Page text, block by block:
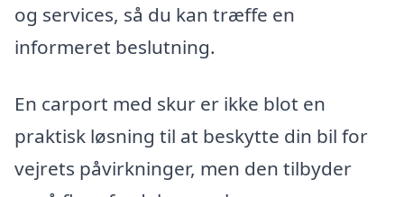
og services, så du kan træffe en
informeret beslutning.
En carport med skur er ikke blot en
praktisk løsning til at beskytte din bil for
vejrets påvirkninger, men den tilbyder